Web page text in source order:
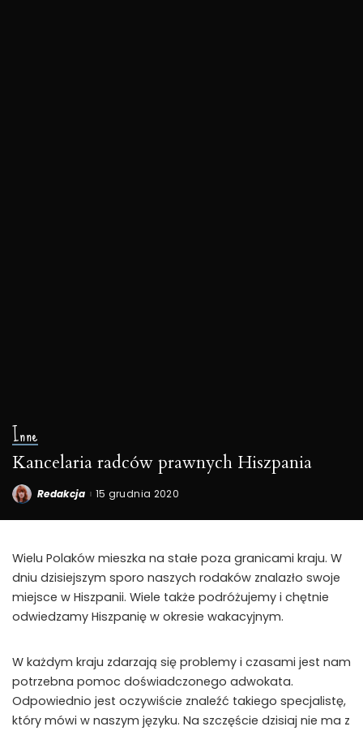
Inne
Kancelaria radców prawnych Hiszpania
Posted
Redakcja 15 grudnia 2020
Wielu Polaków mieszka na stałe poza granicami kraju. W
dniu dzisiejszym sporo naszych rodaków znalazło swoje
miejsce w Hiszpanii. Wiele także podróżujemy i chętnie
odwiedzamy Hiszpanię w okresie wakacyjnym.
W każdym kraju zdarzają się problemy i czasami jest nam
potrzebna pomoc doświadczonego adwokata.
Odpowiednio jest oczywiście znaleźć takiego specjalistę,
który mówi w naszym języku. Na szczęście dzisiaj nie ma z